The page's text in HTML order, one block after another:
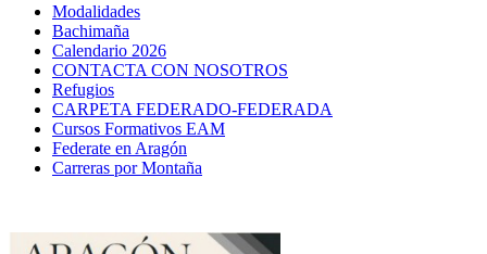
Modalidades
Bachimaña
Calendario 2026
CONTACTA CON NOSOTROS
Refugios
CARPETA FEDERADO-FEDERADA
Cursos Formativos EAM
Federate en Aragón
Carreras por Montaña